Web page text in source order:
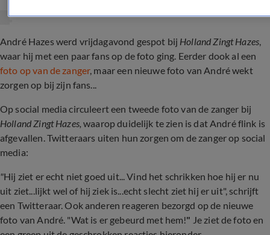
André Hazes werd vrijdagavond gespot bij Holland Zingt Hazes,
waar hij met een paar fans op de foto ging. Eerder dook al een
foto op van de zanger, maar een nieuwe foto van André wekt
zorgen op bij zijn fans...
Op social media circuleert een tweede foto van de zanger bij
Holland Zingt Hazes,waarop duidelijk te zien is dat André flink is
afgevallen. Twitteraars uiten hun zorgen om de zanger op social
media:
"Hij ziet er echt niet goed uit... Vind het schrikken hoe hij er nu
uit ziet...lijkt wel of hij ziek is...echt slecht ziet hij er uit", schrijft
een Twitteraar. Ook anderen reageren bezorgd op de nieuwe
foto van André. "Wat is er gebeurd met hem!" Je ziet de foto en